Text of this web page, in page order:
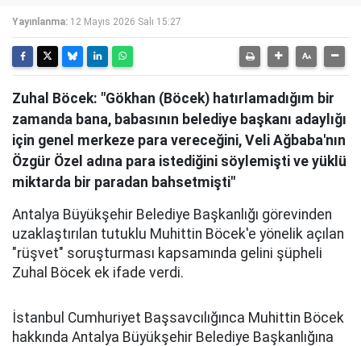
Yayınlanma: 12 Mayıs 2026 Salı 15:27
Zuhal Böcek: "Gökhan (Böcek) hatırlamadığım bir
zamanda bana, babasının belediye başkanı adaylığı
için genel merkeze para vereceğini, Veli Ağbaba'nın
Özgür Özel adına para istediğini söylemişti ve yüklü
miktarda bir paradan bahsetmişti"
Antalya Büyükşehir Belediye Başkanlığı görevinden
uzaklaştırılan tutuklu Muhittin Böcek'e yönelik açılan
"rüşvet" soruşturması kapsamında gelini şüpheli
Zuhal Böcek ek ifade verdi.
İstanbul Cumhuriyet Başsavcılığınca Muhittin Böcek
hakkında Antalya Büyükşehir Belediye Başkanlığına